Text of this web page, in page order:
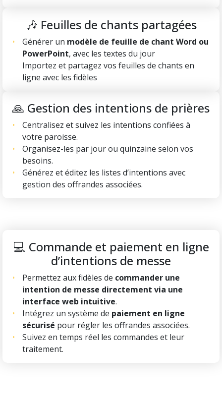
🎶 Feuilles de chants partagées
Générer un modèle de feuille de chant Word ou
PowerPoint, avec les textes du jour
Importez et partagez vos feuilles de chants en
ligne avec les fidèles
🙏 Gestion des intentions de prières
Centralisez et suivez les intentions confiées à
votre paroisse.
Organisez-les par jour ou quinzaine selon vos
besoins.
Générez et éditez les listes d’intentions avec
gestion des offrandes associées.
💻 Commande et paiement en ligne
d’intentions de messe
Permettez aux fidèles de commander une
intention de messe directement via une
interface web intuitive.
Intégrez un système de paiement en ligne
sécurisé pour régler les offrandes associées.
Suivez en temps réel les commandes et leur
traitement.